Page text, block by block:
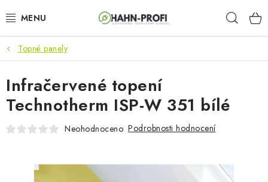
na
KLIMATIZACE
ELEKTROCENTRÁLY
ZAHRADNÍ TECHNIKA
AKU NÁŘADÍ
Topné panely
Infračervené topení
Technotherm ISP-W 351 bílé
Neohodnoceno Podrobnosti hodnocení